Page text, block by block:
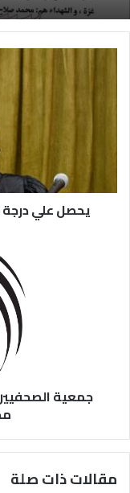
يحصل علي درجة
جمعية
مقالات ذات صلة